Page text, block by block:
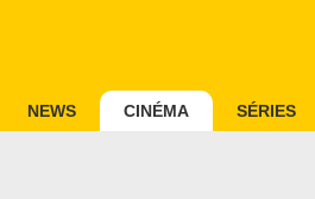
NEWS CINÉMA SÉRIES